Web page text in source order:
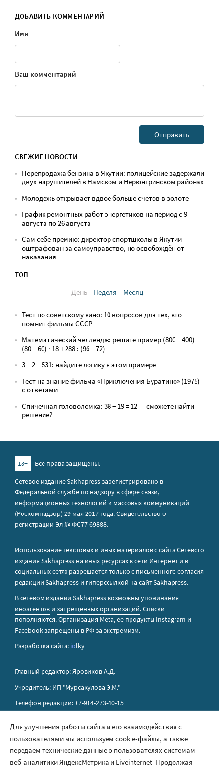
ДОБАВИТЬ КОММЕНТАРИЙ
Имя
Ваш комментарий
СВЕЖИЕ НОВОСТИ
Перепродажа бензина в Якутии: полицейские задержали
двух нарушителей в Намском и Нерюнгринском районах
Молодежь открывает вдвое больше счетов в золоте
График ремонтных работ энергетиков на период с 9
августа по 26 августа
Сам себе премию: директор спортшколы в Якутии
оштрафован за самоуправство, но освобождён от
наказания
ТОП
День
Неделя Месяц
Тест по советскому кино: 10 вопросов для тех, кто
помнит фильмы СССР
Математический челлендж: решите пример (800 − 400) :
(80 − 60) · 18 + 288 : (96 − 72)
3 − 2 = 531: найдите логику в этом примере
Тест на знание фильма «Приключения Буратино» (1975)
с ответами
Спичечная головоломка: 38 − 19 = 12 — сможете найти
решение?
18+
Все права защищены.
Сетевое издание Sakhapress зарегистрировано в
Федеральной службе по надзору в сфере связи,
информационных технологий и массовых коммуникаций
(Роскомнадзор) 29 мая 2017 года. Свидетельство о
регистрации Эл № ФС77-69888.
Использование текстовых и иных материалов с сайта Сетевого
издания Sakhapress на иных ресурсах в сети Интернет и в
социальных сетях разрешается только с письменного согласия
редакции Sakhapress и гиперссылкой на сайт Sakhapress.
В сетевом издании Sakhapress возможны упоминания
иноагентов и запрещенных организаций. Списки
пополняются. Организация Metа, ее продукты Instagram и
Facebook запрещены в РФ за экстремизм.
Разработка сайта: iolky
Главный редактор: Яровиков А.Д.
Учредитель: ИП "Мурсакулова Э.М."
Телефон редакции: +7-914-273-40-15
Правила сайта
Политика обработки персональных данных
Для улучшения работы сайта и его взаимодействия с
пользователями мы используем cookie-файлы, а также
передаем технические данные о пользователях системам
веб-аналитики ЯндексМетрика и Liveinternet. Продолжая